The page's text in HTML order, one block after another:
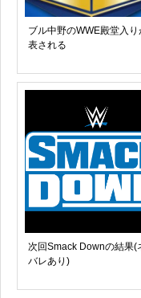
ブル中野のWWE殿堂入り
表される
次回Smack Downの結果(
バレあり)